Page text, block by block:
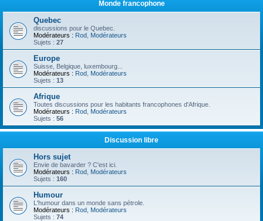
Monde francophone
Quebec
discussions pour le Quebec.
Modérateurs : Rod Modérateurs
Sujets : 27
Europe
Suisse, Belgique, luxembourg...
Modérateurs : Rod Modérateurs
Sujets : 13
Afrique
Toutes discussions pour les habitants francophones d'Afrique.
Modérateurs : Rod Modérateurs
Sujets : 56
Discussion libre
Hors sujet
Envie de bavarder ? C'est ici.
Modérateurs : Rod Modérateurs
Sujets : 160
Humour
L'humour dans un monde sans pétrole.
Modérateurs : Rod Modérateurs
Sujets : 74